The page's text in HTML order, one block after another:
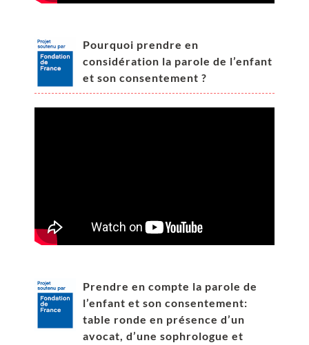
Pourquoi prendre en
considération la parole de l’enfant
et son consentement ?
Prendre en compte la parole de
l’enfant et son consentement:
table ronde en présence d’un
avocat, d’une sophrologue et